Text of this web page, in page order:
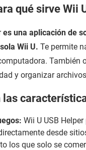
qué sirve Wii
es una aplicación de
Wii U. Te permite
También
y organizar
las
Wii U USB
desde
los que solo se